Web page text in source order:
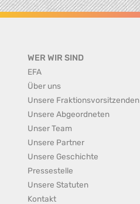
WER WIR SIND
EFA
Über uns
Unsere Fraktionsvorsitzenden
Unsere Abgeordneten
Unser Team
Unsere Partner
Unsere Geschichte
Pressestelle
Unsere Statuten
Kontakt